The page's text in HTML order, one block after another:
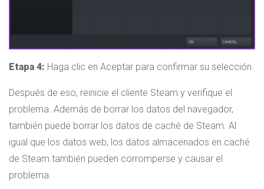
Etapa 4: Haga clic en Aceptar para confirmar su selección.
Después de eso, reinicie el cliente Steam y verifique el
problema. Además de borrar los datos del navegador,
también puede borrar los datos de caché de Steam. Al
igual que los datos web, los datos almacenados en caché
de Steam también pueden corromperse y causar el
problema.